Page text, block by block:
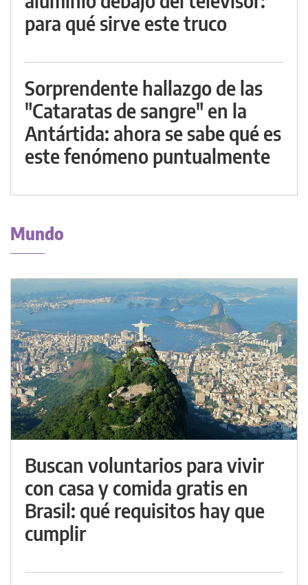
para qué sirve este truco
Sorprendente hallazgo de las
"Cataratas de sangre" en la
Antártida: ahora se sabe qué es
este fenómeno puntualmente
Mundo
Buscan voluntarios para vivir
con casa y comida gratis en
Brasil: qué requisitos hay que
cumplir